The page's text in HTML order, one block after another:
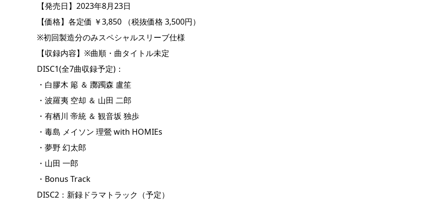
【発売日】2023年8月23日
【価格】各定価 ￥3,850 （税抜価格 3,500円）
※初回製造分のみスペシャルスリーブ仕様
【収録内容】※曲順・曲タイトル未定
DISC1(全7曲収録予定)：
・白膠木 簓 ＆ 躑躅森 盧笙
・波羅夷 空却 ＆ 山田 二郎
・有栖川 帝統 ＆ 観音坂 独歩
・毒島 メイソン 理鶯 with HOMIEs
・夢野 幻太郎
・山田 一郎
・Bonus Track
DISC2：新録ドラマトラック（予定）